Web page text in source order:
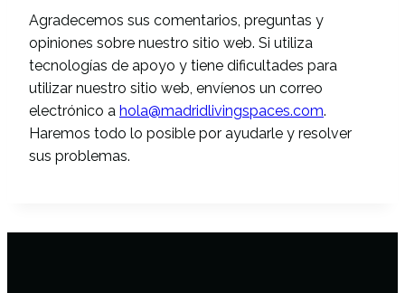
Agradecemos sus comentarios, preguntas y
opiniones sobre nuestro sitio web. Si utiliza
tecnologías de apoyo y tiene dificultades para
utilizar nuestro sitio web, envíenos un correo
electrónico a hola@madridlivingspaces.com.
Haremos todo lo posible por ayudarle y resolver
sus problemas.